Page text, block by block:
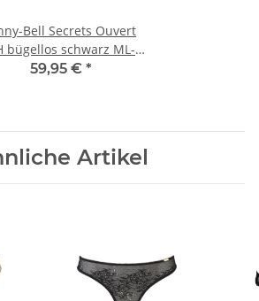
Bell Secrets Ouvert
bügellos schwarz ML-
75D-E, 80C-D, 85B-C
59,95 € *
Artikel